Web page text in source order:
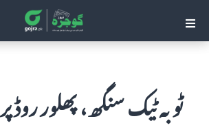
ٹوبہ ٹیک سنگھ، پھلور روڈ